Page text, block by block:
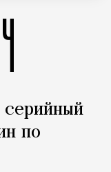
по